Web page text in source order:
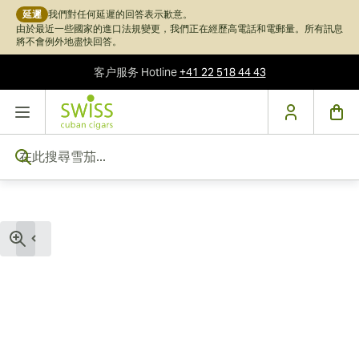
延遲 我們對任何延遲的回答表示歉意。
由於最近一些國家的進口法規變更，我們正在經歷高電話和電郵量。所有訊息
將不會例外地盡快回答。
客户服务 Hotline+41 22 518 44 43